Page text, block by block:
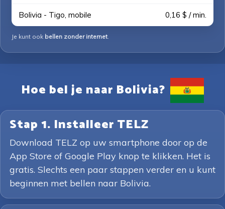
Bolivia - Tigo, mobile 0,16 $ / min.
Je kunt ook bellen zonder internet.
Hoe bel je naar Bolivia?
Stap 1. Installeer TELZ
Download TELZ op uw smartphone door op de
App Store of Google Play knop te klikken. Het is
gratis. Slechts een paar stappen verder en u kunt
beginnen met bellen naar Bolivia.